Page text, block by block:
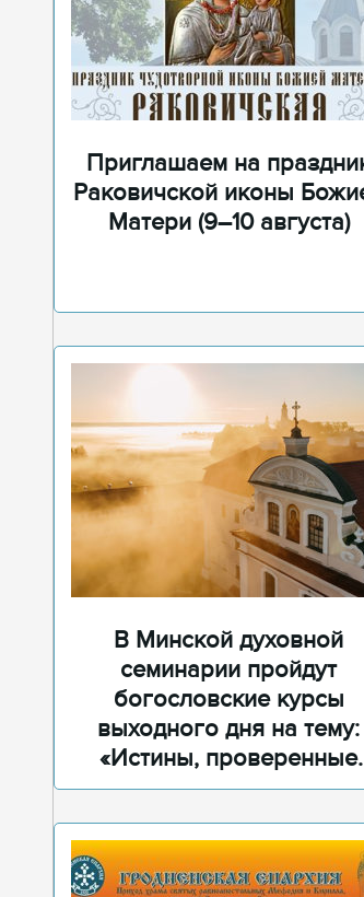
Приглашаем на
Раковичской иконы
Матери (9–10 августа)
В Минской духовной
семинарии пройдут
богословские курсы
выходного дня на тему:
«Истины, проверенные
временем»